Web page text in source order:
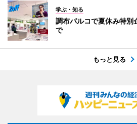
学ぶ・知る
調布パルコで夏休み特
で
もっと見る